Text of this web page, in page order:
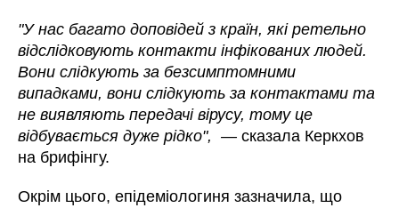
"У нас багато доповідей з країн, які ретельно
відслідковують контакти інфікованих людей.
Вони слідкують за безсимптомними
випадками, вони слідкують за контактами та
не виявляють передачі вірусу, тому це
відбувається дуже рідко", —сказала Керкхов
на брифінгу.
Окрім цього, епідеміологиня зазначила, що